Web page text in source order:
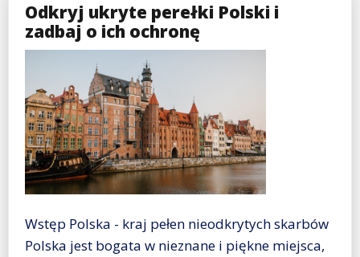
Odkryj ukryte perełki Polski i
zadbaj o ich ochronę
Wstęp Polska - kraj pełen nieodkrytych skarbów
Polska jest bogata w nieznane i piękne miejsca,